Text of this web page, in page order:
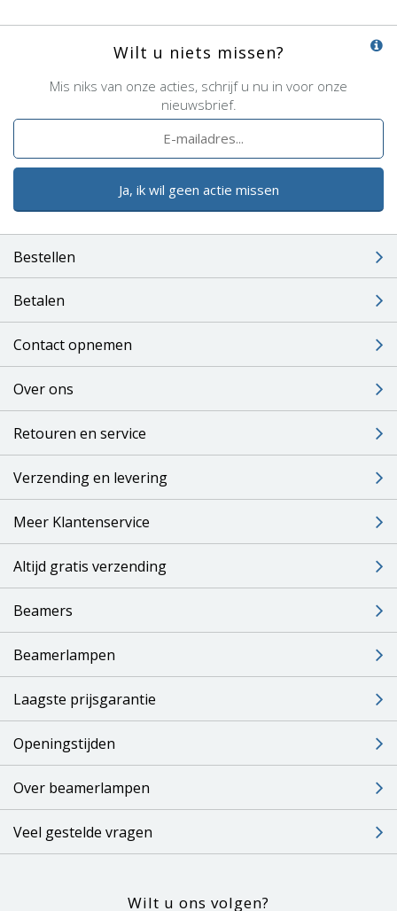
Wilt u niets missen?
Mis niks van onze acties, schrijf u nu in voor onze
nieuwsbrief.
Ja, ik wil geen actie missen
Bestellen
Betalen
Contact opnemen
Over ons
Retouren en service
Verzending en levering
Meer Klantenservice
Altijd gratis verzending
Beamers
Beamerlampen
Laagste prijsgarantie
Openingstijden
Over beamerlampen
Veel gestelde vragen
Wilt u ons volgen?